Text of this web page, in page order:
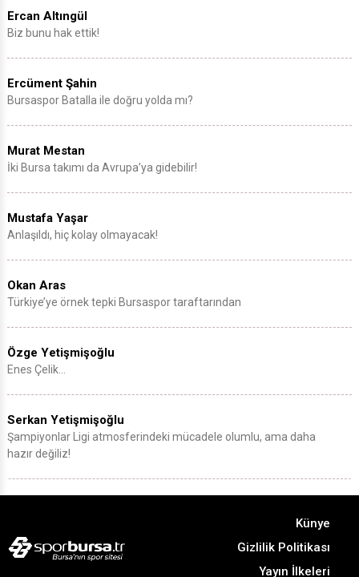
Ercan Altıngül
Biz bunu hak ettik!
Ercüment Şahin
Bursaspor Batalla ile doğru yolda mı?
Murat Mestan
İki Bursa takımı da Avrupa’ya gidebilir!
Mustafa Yaşar
Anlaşıldı, hiç kolay olmayacak!
Okan Aras
Türkiye’ye örnek tepki Bursaspor taraftarından
Özge Yetişmişoğlu
Enes Çelik…
Serkan Yetişmişoğlu
Şampiyonlar Ligi atmosferindeki mücadele olumlu, ama daha
hazır değiliz!
Künye
Gizlilik Politikası
Yayın İlkeleri